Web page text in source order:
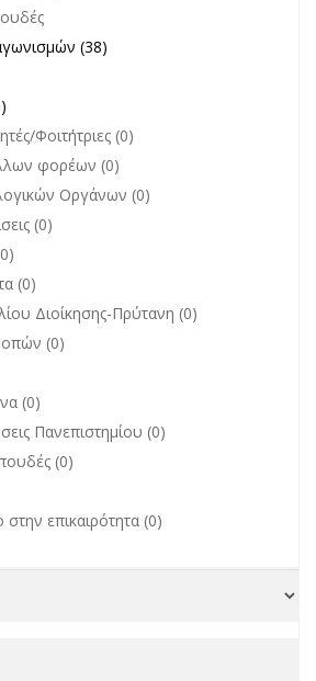
Σπουδές filter
Διαγωνισμών filter
(38)
filter
Φοιτήτριες (0)
φορέων (0)
Οργάνων (0)
(0)
(0)
Διοίκησης-Πρύτανη (0)
(0)
(0)
Πανεπιστημίου (0)
(0)
επικαιρότητα (0)